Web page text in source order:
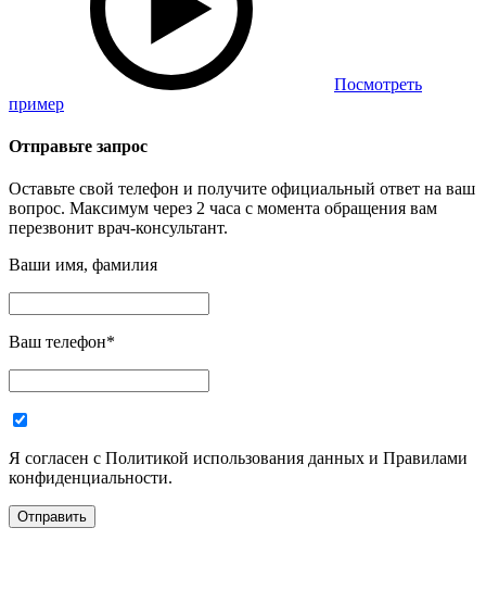
Посмотреть
пример
Отправьте запрос
Оставьте свой телефон и получите официальный ответ на ваш
вопрос. Максимум через 2 часа с момента обращения вам
перезвонит врач-консультант.
Ваши имя, фамилия
Ваш телефон*
Я согласен с Политикой использования данных и Правилами
конфиденциальности.